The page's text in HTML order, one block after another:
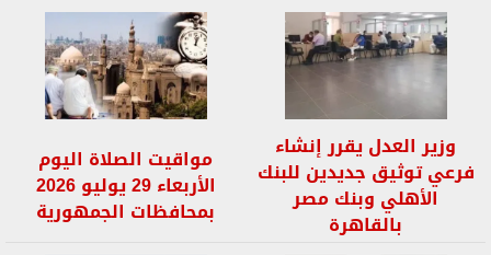
وزير العدل يقرر إنشاء
فرعي توثيق جديدين للبنك
الأهلي وبنك مصر
بالقاهرة
مواقيت الصلاة اليوم
الأربعاء 29 يوليو 2026
بمحافظات الجمهورية